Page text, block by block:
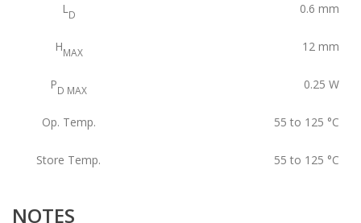
LD 0.6 mm
HMAX 12 mm
PD MAX 0.25 W
Op. Temp. 55 to 125 °C
Store Temp. 55 to 125 °C
NOTES